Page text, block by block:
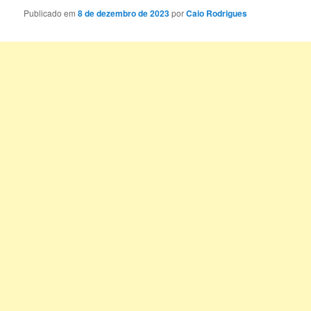
Publicado em8 de dezembro de 2023porCaio Rodrigues